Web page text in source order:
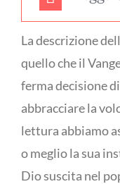
La descrizione
quello che il
ferma decisione
abbracciare la
lettura abbiamo
o meglio la sua
Dio suscita nel